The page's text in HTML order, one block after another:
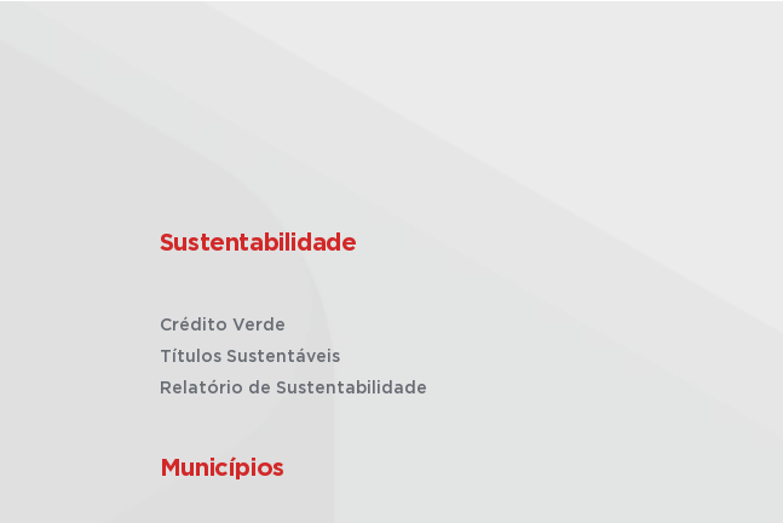
Sustentabilidade
Crédito Verde
Títulos Sustentáveis
Relatório de Sustentabilidade
Municípios